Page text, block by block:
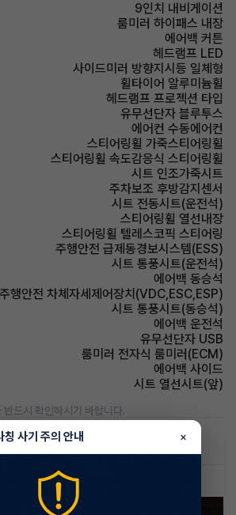
9인치 내비게이션
룸미러 하이패스 내장
에어백 커튼
헤드램프 LED
사이드미러 방향지시등 일체형
휠타이어 알루미늄휠
헤드램프 프로젝션 타입
유무선단자 블루투스
에어컨 수동에어컨
스티어링휠 가죽스티어링휠
스티어링휠 속도감응식 스티어링휠
시트 인조가죽시트
주차보조 후방감지센서
시트 전동시트(운전석)
스티어링휠 열선내장
스티어링휠 텔레스코픽 스티어링
주행안전 급제동경보시스템(ESS)
시트 통풍시트(운전석)
에어백 동승석
주행안전 차체자세제어장치(VDC,ESC,ESP)
시트 통풍시트(동승석)
에어백 운전석
유무선단자 USB
룸미러 전자식 룸미러(ECM)
에어백 사이드
시트 열선시트(앞)
드시 확인하시기 바랍니다.
사기 주의 안내 ×